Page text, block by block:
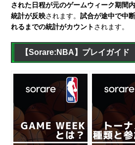
された日程が元のゲームウィーク期間
統計が反映されます。試合が途中で中
れるまでの統計がカウントされます。
【Sorare:NBA】プレイガイド